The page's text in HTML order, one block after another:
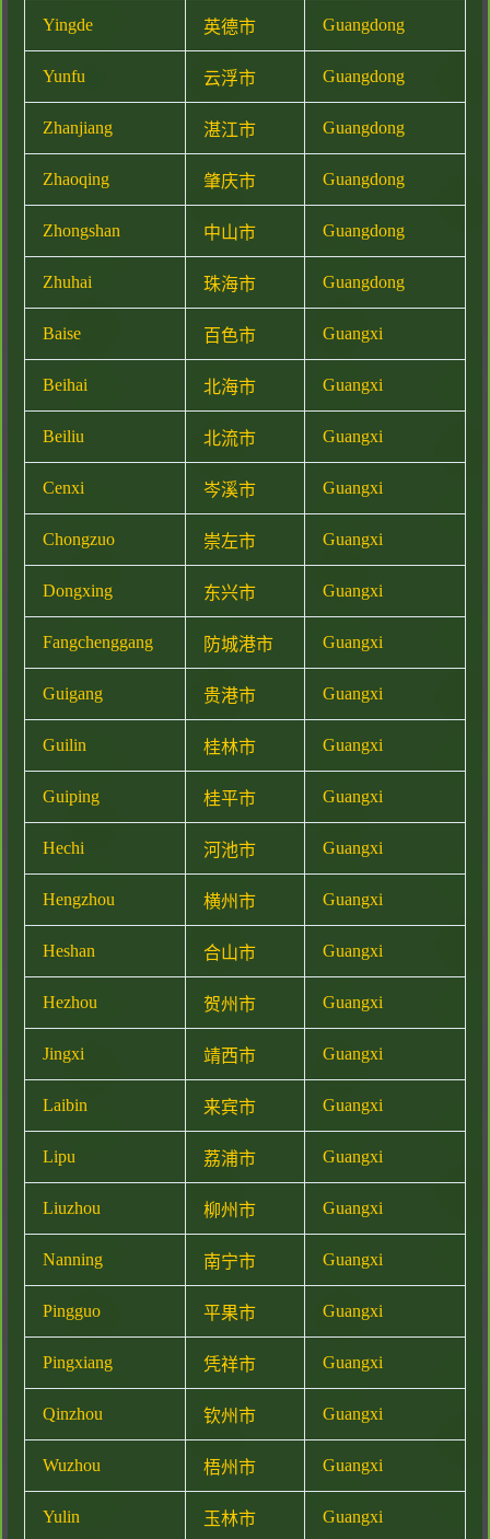
Yingde 英德市 Guangdong
Yunfu 云浮市 Guangdong
Zhanjiang 湛江市 Guangdong
Zhaoqing 肇庆市 Guangdong
Zhongshan 中山市 Guangdong
Zhuhai 珠海市 Guangdong
Baise 百色市 Guangxi
Beihai 北海市 Guangxi
Beiliu 北流市 Guangxi
Cenxi 岑溪市 Guangxi
Chongzuo 崇左市 Guangxi
Dongxing 东兴市 Guangxi
Fangchenggang 防城港市 Guangxi
Guigang 贵港市 Guangxi
Guilin 桂林市 Guangxi
Guiping 桂平市 Guangxi
Hechi 河池市 Guangxi
Hengzhou 横州市 Guangxi
Heshan 合山市 Guangxi
Hezhou 贺州市 Guangxi
Jingxi 靖西市 Guangxi
Laibin 来宾市 Guangxi
Lipu 荔浦市 Guangxi
Liuzhou 柳州市 Guangxi
Nanning 南宁市 Guangxi
Pingguo 平果市 Guangxi
Pingxiang 凭祥市 Guangxi
Qinzhou 钦州市 Guangxi
Wuzhou 梧州市 Guangxi
Yulin 玉林市 Guangxi